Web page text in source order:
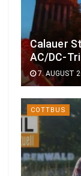
Calauer
AC/DC-
7. AUGUST
COTTBUS